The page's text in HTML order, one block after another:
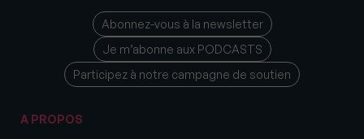
Abonnez-vous à la newsletter
Je m’abonne aux PODCASTS
Participez à notre campagne de soutien
A PROPOS